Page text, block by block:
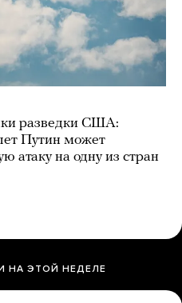
разведки США:
Путин может
атаку на одну из стран
НА ЭТОЙ НЕДЕЛЕ